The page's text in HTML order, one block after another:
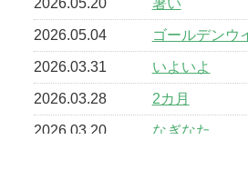
2026.05.04 ゴールデンウ
2026.03.31 いよいよ
2026.03.28 2カ月
2026.03.20 なぎなた